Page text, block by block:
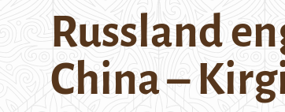
Russland
China –